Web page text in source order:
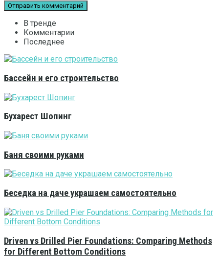
В тренде
Комментарии
Последнее
Бассейн и его строительство
Бухарест Шопинг
Баня своими руками
Беседка на даче украшаем самостоятельно
Driven vs Drilled Pier Foundations: Comparing Methods
for Different Bottom Conditions